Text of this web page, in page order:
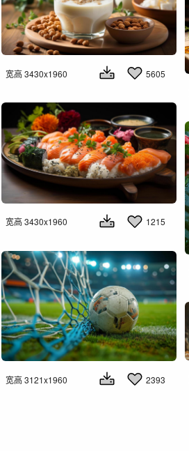
宽高 3430x1960 5605
宽高 3430x1960 1215
宽高 3121x1960 2393